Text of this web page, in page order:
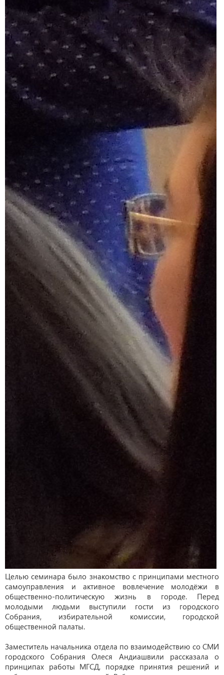
Целью семинара было знакомство с принципами местного
самоуправления и активное вовлечение молодёжи в
общественно-политическую жизнь в городе. Перед
молодыми людьми выступили гости из городского
Собрания, избирательной комиссии, городской
общественной палаты.
Заместитель начальника отдела по взаимодействию со СМИ
городского Собрания Олеся Андиашвили рассказала о
принципах работы МГСД, порядке принятия решений и